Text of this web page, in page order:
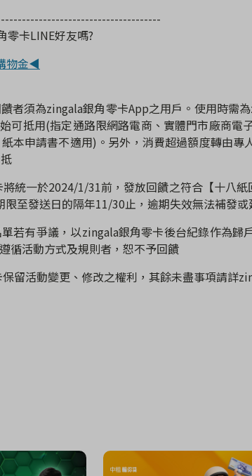
零卡LINE好友嗎?
物金◀
者須為zingala銀角零卡App之用戶。使用時需為
可抵用(指定通路限網路電商、實體門市廠商電
本申請書不適用) 。另外，消費超過額度轉由
統一於2024/1/31前，發放回饋之符合【十八紙
限至發送日的隔年11/30止，逾期失效無法補發
若有爭議，以zingala銀角零卡後台紀錄作為歸
循活動方式及規則者，恕不予回饋
留活動變更、修改之權利，其餘未盡事項請詳